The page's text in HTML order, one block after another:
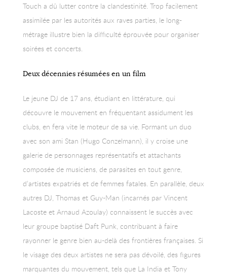
Touch a dû lutter contre la clandestinité. Trop facilement
assimilée par les autorités aux raves parties, le long-
métrage illustre bien la difficulté éprouvée pour organiser
soirées et concerts.
Deux décennies résumées en un film
Le jeune DJ de 17 ans, étudiant en littérature, qui
découvre le mouvement en fréquentant assidument les
clubs, en fera vite le moteur de sa vie. Formant un duo
avec son ami Stan (Hugo Conzelmann), il y croise une
galerie de personnages représentatifs et attachants
composée de musiciens, de parasites en tout genre,
d’artistes expatriés et de femmes fatales. En parallèle, deux
autres DJ, Thomas et Guy-Man (incarnés par Vincent
Lacoste et Arnaud Azoulay) connaissent le succès avec
leur groupe baptisé Daft Punk, contribuant à faire
rayonner le genre bien au-delà des frontières françaises. Si
le visage des deux artistes ne sera pas dévoilé, des figures
marquantes du mouvement, tels que La India et Tony